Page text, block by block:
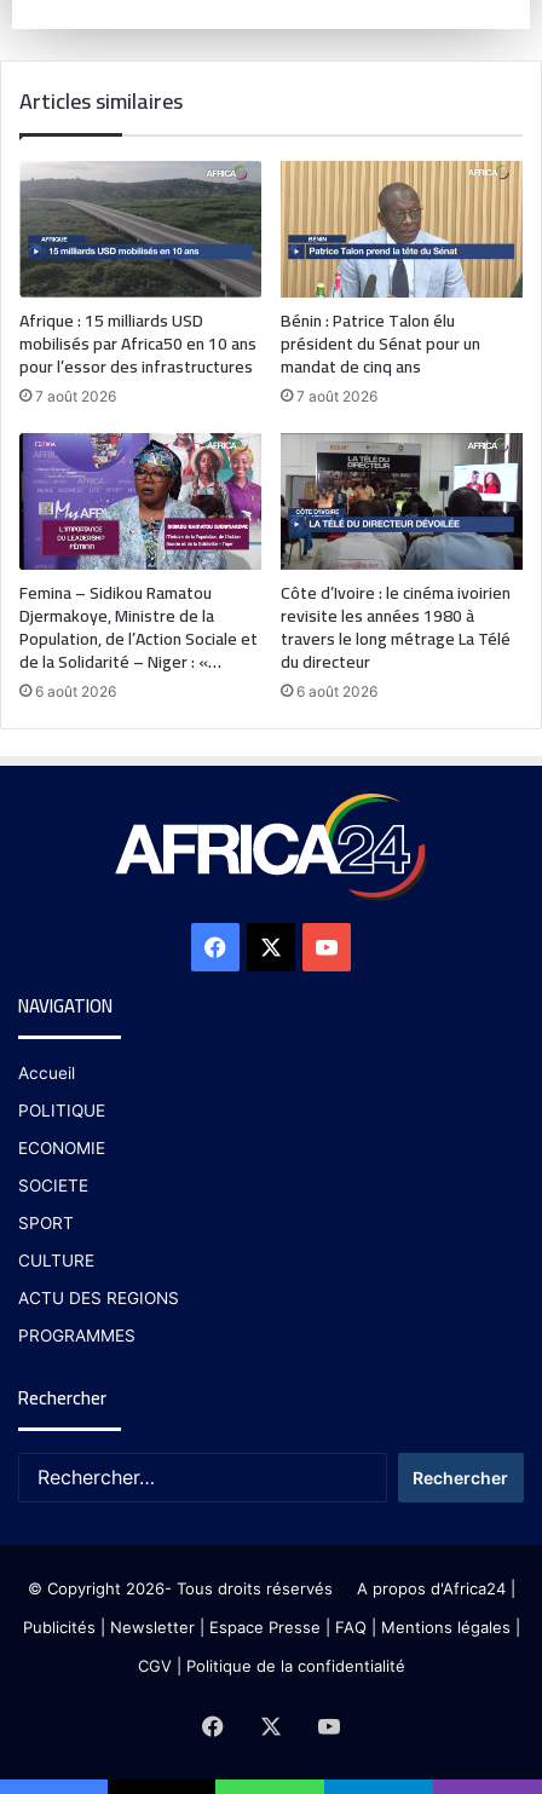
Articles similaires
Afrique : 15 milliards USD
mobilisés par Africa50 en 10 ans
pour l’essor des infrastructures
7 août 2026
Bénin : Patrice Talon élu
président du Sénat pour un
mandat de cinq ans
7 août 2026
Femina – Sidikou Ramatou
Djermakoye, Ministre de la
Population, de l’Action Sociale et
de la Solidarité – Niger : «…
6 août 2026
Côte d’Ivoire : le cinéma ivoirien
revisite les années 1980 à
travers le long métrage La Télé
du directeur
6 août 2026
NAVIGATION
Accueil
POLITIQUE
ECONOMIE
SOCIETE
SPORT
CULTURE
ACTU DES REGIONS
PROGRAMMES
Rechercher
© Copyright 2026- Tous droits réservés A propos d'Africa24|
Publicités
Newsletter| Espace Presse | FAQ | Mentions légales
CGV| Politique de la confidentialité